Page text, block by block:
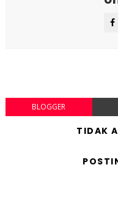
BLOGGER
TIDAK